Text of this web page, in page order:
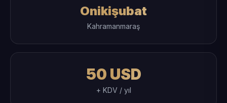
Onikişubat
Kahramanmaraş
50 USD
+ KDV / yıl